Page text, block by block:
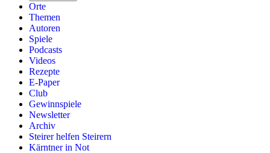
Orte
Themen
Autoren
Spiele
Podcasts
Videos
Rezepte
E-Paper
Club
Gewinnspiele
Newsletter
Archiv
Steirer helfen Steirern
Kärntner in Not